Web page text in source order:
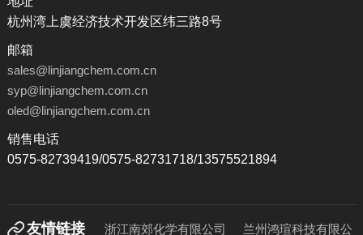
杭州湾上虞经济技术开发区纬三路8号
邮箱
sales@linjiangchem.com.cn
syp@linjiangchem.com.cn
oled@linjiangchem.com.cn
销售电话
0575-82739419/0575-82731718/13575521894
友情链接 浙江南郊化学有限公司 兰州鸿瑄科技有限公